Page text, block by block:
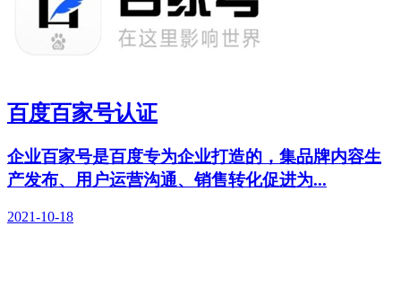
百度百家号认证
企业百家号是百度专为企业打造的，集品牌内容生
产发布、用户运营沟通、销售转化促进为...
2021-10-18